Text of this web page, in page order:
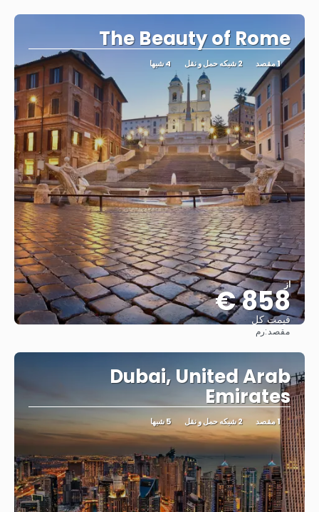
The Beauty of Rome
1 مقصد 2 شبکه حمل و نقل 4 شبها
از
858 €
قیمت کل
مقصد:رم
Dubai, United Arab
Emirates
1 مقصد 2 شبکه حمل و نقل 5 شبها